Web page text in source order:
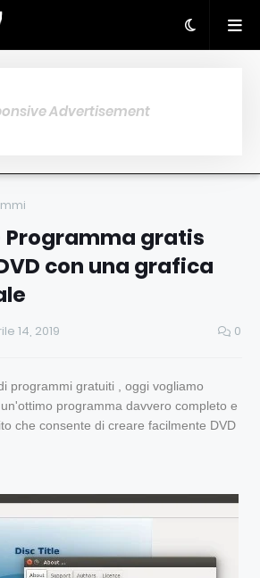
Advertisement
Programma gratis
con una grafica
14, 2019 0
programmi gratuiti , oggi vogliamo
programma davvero completo e
che consente di creare facilmente DVD